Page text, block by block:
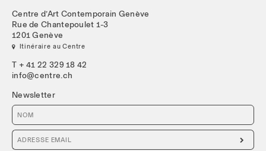
Centre d’Art Contemporain Genève
Rue de Chantepoulet 1-3
1201 Genève
 Itinéraire au Centre
T + 41 22 329 18 42
info@centre.ch
Newsletter
